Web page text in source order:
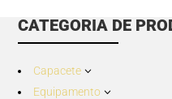
CATEGORIA DE
Capacete 3
Equipamento 3